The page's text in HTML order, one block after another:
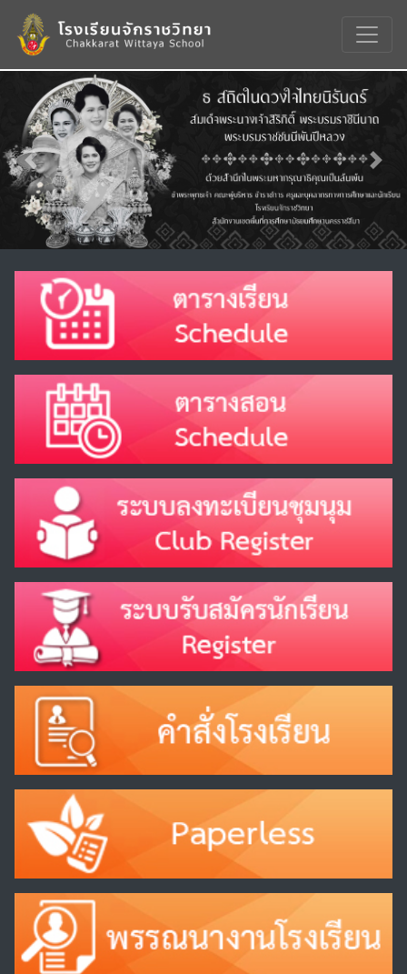
Previous Next